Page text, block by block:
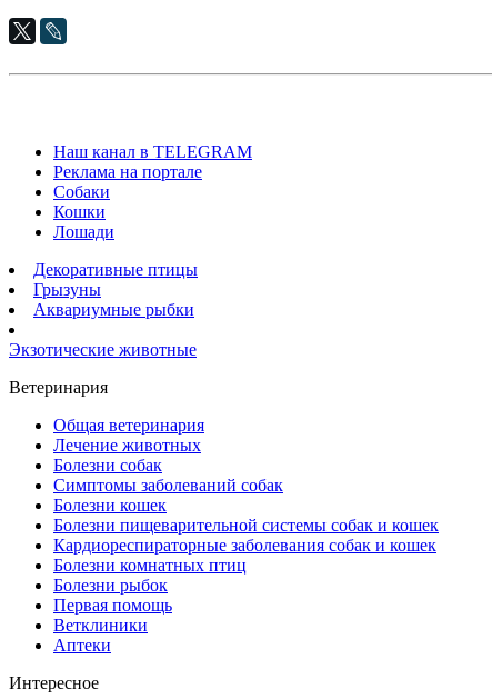
Наш канал в TELEGRAM
Реклама на портале
Собаки
Кошки
Лошади
Декоративные птицы
Грызуны
Аквариумные рыбки
Экзотические животные
Ветеринария
Общая ветеринария
Лечение животных
Болезни собак
Симптомы заболеваний собак
Болезни кошек
Болезни пищеварительной системы собак и кошек
Кардиореспираторные заболевания собак и кошек
Болезни комнатных птиц
Болезни рыбок
Первая помощь
Ветклиники
Аптеки
Интересное